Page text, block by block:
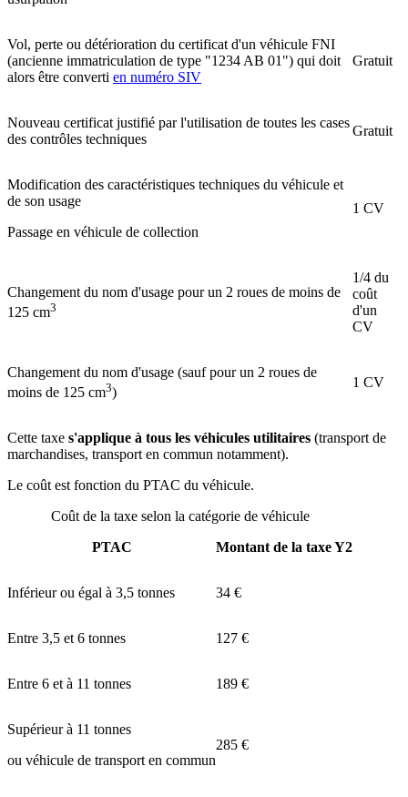
Vol, perte ou détérioration du certificat d'un véhicule FNI
(ancienne immatriculation de type "1234 AB 01") qui doit
alors être converti en numéro SIV
Gratuit
Nouveau certificat justifié par l'utilisation de toutes les cases
des contrôles techniques
Gratuit
Modification des caractéristiques techniques du véhicule et
de son usage
Passage en véhicule de collection
1 CV
Changement du nom d'usage pour un 2 roues de moins de
125 cm3
1/4 du
coût
d'un
CV
Changement du nom d'usage (sauf pour un 2 roues de
moins de 125 cm3)
1 CV
Cette taxe s'applique à tous les véhicules utilitaires (transport de
marchandises, transport en commun notamment).
Le coût est fonction du PTAC du véhicule.
Coût de la taxe selon la catégorie de véhicule
PTAC
Montant de la taxe Y2
Inférieur ou égal à 3,5 tonnes 34 €
Entre 3,5 et 6 tonnes 127 €
Entre 6 et à 11 tonnes 189 €
Supérieur à 11 tonnes
ou véhicule de transport en commun
285 €